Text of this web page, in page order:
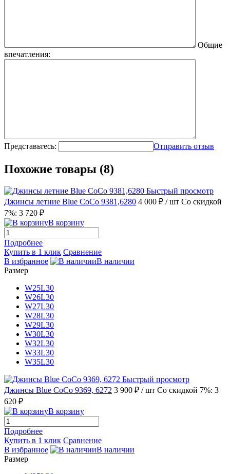
Общие
впечатления:
Представьтесь: Отправить отзыв
Похожие товары (8)
Быстрый просмотр
Джинсы летние Blue CoCo 9381,6280 4 000 ₽ / шт Со скидкой
7%: 3 720 ₽
В корзину
Подробнее
Купить в 1 клик Сравнение
В избранное
В наличии
Размер
W25L30
W26L30
W27L30
W28L30
W29L30
W30L30
W32L30
W33L30
W35L30
Быстрый просмотр
Джинсы Blue CoCo 9369, 6272 3 900 ₽ / шт Со скидкой 7%: 3
620 ₽
В корзину
Подробнее
Купить в 1 клик Сравнение
В избранное
В наличии
Размер